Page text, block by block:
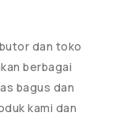
dan toko
berbagai
bagus dan
kami dan